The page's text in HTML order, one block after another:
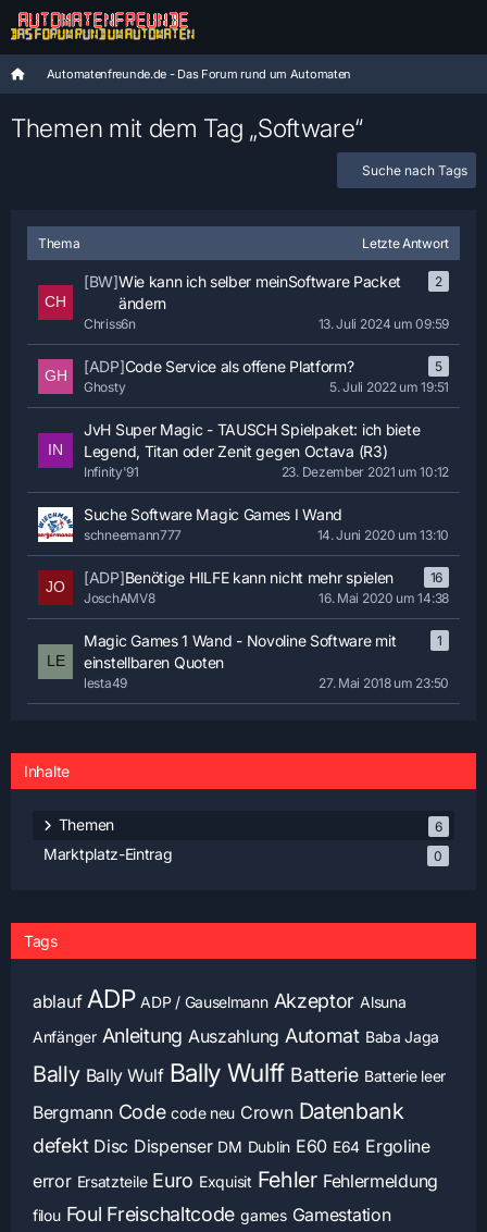
Automatenfreunde.de - Das Forum rund um Automaten
Themen mit dem Tag „Software“
Suche nach Tags
Thema Letzte Antwort
[BW]Wie kann ich selber meinSoftware Packet
ändern
2
Chriss6n 13. Juli 2024 um 09:59
[ADP]Code Service als offene Platform?
5
Ghosty
5. Juli 2022 um 19:51
JvH Super Magic - TAUSCH Spielpaket: ich biete
Legend, Titan oder Zenit gegen Octava (R3)
Infinity'91 23. Dezember 2021 um 10:12
Suche Software Magic Games I Wand
schneemann777 14. Juni 2020 um 13:10
[ADP]Benötige HILFE kann nicht mehr spielen
16
JoschAMV8
16. Mai 2020 um 14:38
Magic Games 1 Wand - Novoline Software mit
einstellbaren Quoten
1
lesta49 27. Mai 2018 um 23:50
Inhalte
Themen 6
Marktplatz-Eintrag 0
Tags
ablauf ADP ADP / Gauselmann Akzeptor Alsuna
Anfänger Anleitung Auszahlung Automat Baba Jaga
Bally Bally Wulf Bally Wulff Batterie Batterie leer
Bergmann Code code neu Crown Datenbank
defekt Disc Dispenser DM Dublin E60 E64 Ergoline
error Ersatzteile Euro Exquisit Fehler Fehlermeldung
filou Foul Freischaltcode games Gamestation